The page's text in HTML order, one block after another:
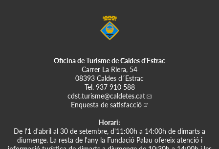
Oficina de Turisme de Caldes d'Estrac
Carrer La Riera, 54
08393 Caldes d´Estrac
Tel. 937 910 588
cdst.turisme@caldetes.cat
Enquesta de satisfacció
Horari:
De l'1 d'abril al 30 de setembre, d'11:00h a 14:00h de dimarts a
diumenge. La resta de l'any la Fundació Palau ofereix atenció i